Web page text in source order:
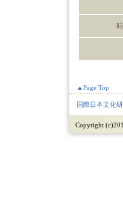
▲Page Top
国際日本文化
Copyright